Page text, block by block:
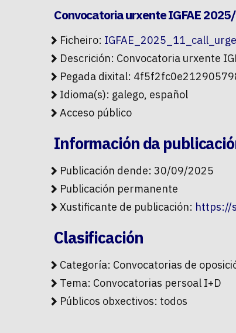
Convocatoria urxente IGFAE
Ficheiro:
Descrición: Convocatoria urxente
Pegada dixital:
Idioma(s): galego, español
Acceso público
Información da
Publicación dende: 30/09/2025
Publicación permanente
Xustificante de publicación: https://
Clasificación
Categoría: Convocatorias de
Tema: Convocatorias persoal I+D
Públicos obxectivos: todos